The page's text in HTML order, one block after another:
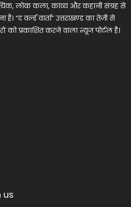
लोक कला, काव्य और कहानी संग्रह से
“द वर्ल्ड वार्ता” उत्तराखण्ड का तेजी से
को प्रकाशित करने वाला न्यूज पोर्टल है।
us